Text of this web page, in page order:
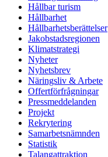
Hållbar turism
Hållbarhet
Hållbarhetsberättelser
Jakobstadsregionen
Klimatstrategi
Nyheter
Nyhetsbrev
Näringsliv & Arbete
Offertförfrågningar
Pressmeddelanden
Projekt
Rekrytering
Samarbetsnämnden
Statistik
Talangattraktion